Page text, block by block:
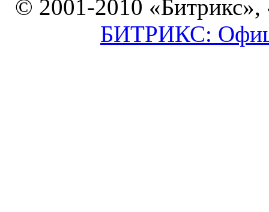
© 2001-2010 «Битрикс»,
БИТРИКС: